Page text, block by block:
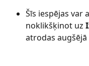
Šīs iespējas var
noklikšķinot uz
atrodas